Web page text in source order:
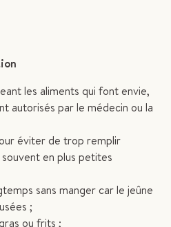
les aliments qui font envie,
autorisés par le médecin ou la
éviter de trop remplir
en plus petites
sans manger car le jeûne
;
ou frits ;